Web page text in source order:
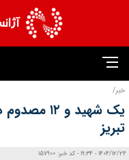
خبر/
یک شهید و
تبریز
1404/12/24 - 19:34 - کد خبر: 157900